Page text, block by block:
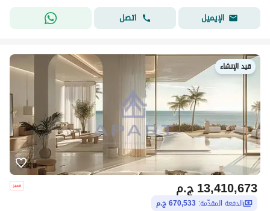
الإيميل
اتصل
قيد الإنشاء
ج.م13,410,673
الدفعة المقدّمة: 670,533 ج.م